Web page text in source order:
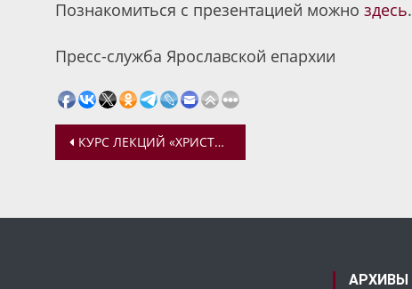
Познакомиться с презентацией можно здесь.
Пресс-служба Ярославской епархии
Навигация
записям
КУРС ЛЕКЦИЙ «ХРИСТИАНСКАЯ СЕМЬЯ»
АРХИВЫ